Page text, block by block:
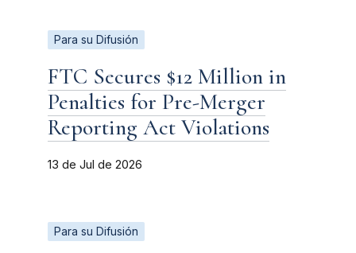
Para su Difusión
FTC Secures $12 Million in
Penalties for Pre-Merger
Reporting Act Violations
13 de Jul de 2026
Para su Difusión